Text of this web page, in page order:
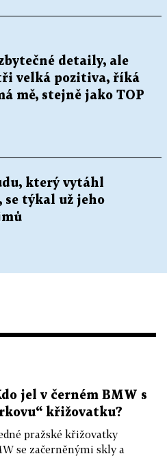
detaily, ale
velká pozitiva, říká
mě, stejně jako TOP
který vytáhl
se týkal už jeho
jel v černém BMW s
křižovatku?
pražské křižovatky
se začerněnými skly a